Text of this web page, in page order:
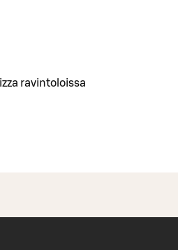
ravintoloissa